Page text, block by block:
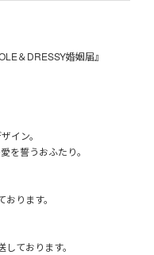
＆DRESSY婚姻届』
イン。
を誓うおふたり。
ります。
ております。